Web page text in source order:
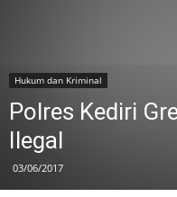
Hukum dan Kriminal
Polres Kediri
Ilegal
03/06/2017